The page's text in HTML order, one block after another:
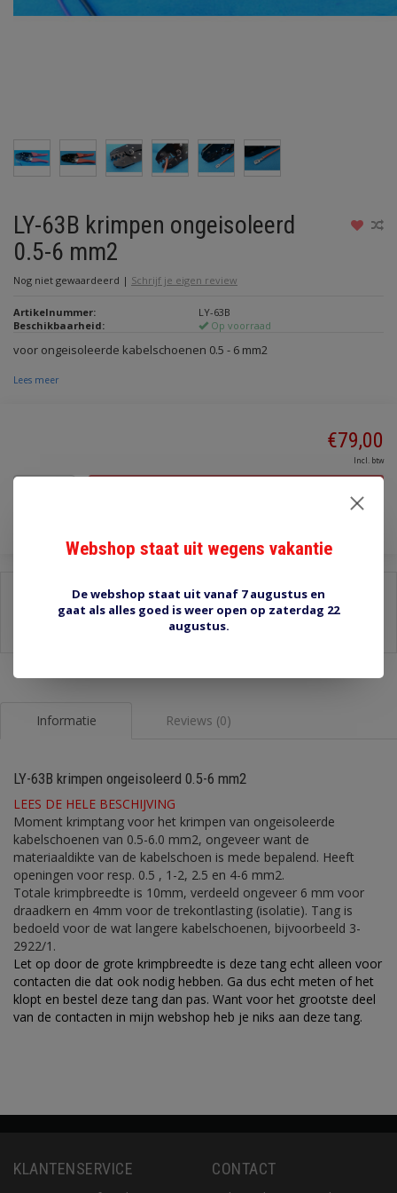
LY-63B krimpen ongeisoleerd
0.5-6 mm2
Nog niet gewaardeerd | Schrijf je eigen review
Artikelnummer:
LY-63B
Beschikbaarheid:
Op voorraad
voor ongeisoleerde kabelschoenen 0.5 - 6 mm2
Lees meer
€79,00
Incl. btw
Stel een vraag over dit product
Informatie Reviews (0)
LY-63B krimpen ongeisoleerd 0.5-6 mm2
LEES DE HELE BESCHIJVING
Moment krimptang voor het krimpen van ongeisoleerde
kabelschoenen van 0.5-6.0 mm2, ongeveer want de
materiaaldikte van de kabelschoen is mede bepalend. Heeft
openingen voor resp. 0.5 , 1-2, 2.5 en 4-6 mm2.
Totale krimpbreedte is 10mm, verdeeld ongeveer 6 mm voor
draadkern en 4mm voor de trekontlasting (isolatie). Tang is
bedoeld voor de wat langere kabelschoenen, bijvoorbeeld 3-
2922/1.
Let op door de grote krimpbreedte is deze tang echt alleen voor
contacten die dat ook nodig hebben. Ga dus echt meten of het
klopt en bestel deze tang dan pas. Want voor het grootste deel
van de contacten in mijn webshop heb je niks aan deze tang.
KLANTENSERVICE CONTACT
Webshop staat uit wegens vakantie
De webshop staat uit vanaf 7 augustus en
gaat als alles goed is weer open op zaterdag 22
augustus.